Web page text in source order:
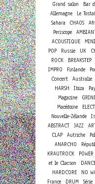
Grand salon Bar
Allemagne
Le
Sahara
CHAOS
Periscope
ACOUSTIQUE
POP
Russie UK
ROCK
BREAKSTEP
IMPRO
Finlande
Concert Australie
HARSH
Ibiza
Magazine
Macédoine
Nouvelle-Zélande
ABSTRACT JAZZ
CLAP Autriche
ANARCHO
KRAUTROCK
POWER
et le Clacson
HARDCORE
NO
France
DRUM Série